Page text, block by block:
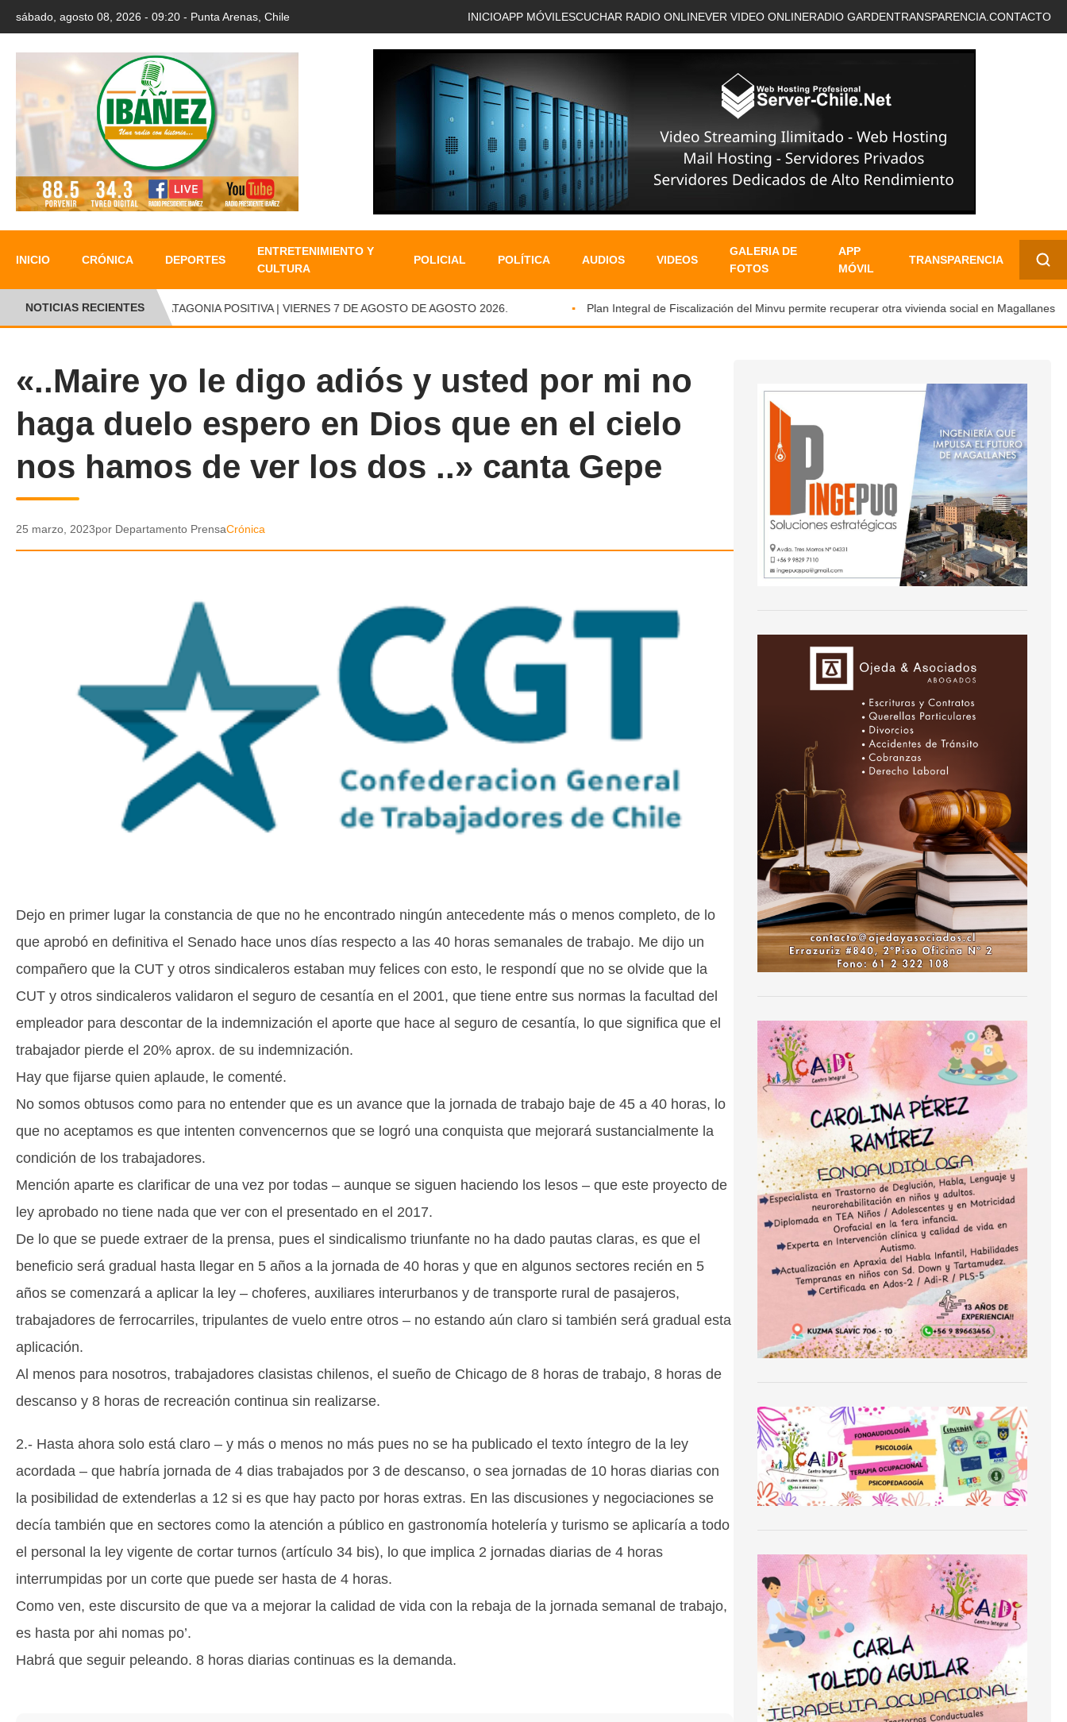
sábado, agosto 08, 2026 - 09:20 - Punta Arenas, Chile INICIOAPP MÓVIL ESCUCHAR RADIO ONLINEVER VIDEO ONLINERADIO GARDENTRANSPARENCIA. CONTACTO
INICIO CRÓNICA DEPORTES
ENTRETENIMIENTO Y
CULTURA
POLICIAL POLÍTICA AUDIOS VIDEOS
GALERIA DE
FOTOS
APP
MÓVIL
TRANSPARENCIA
✕
NOTICIAS RECIENTESPATAGONIA POSITIVA | VIERNES 7 DE AGOSTO DE AGOSTO 2026. Plan Integral de Fiscalización del Minvu permite recuperar otra vivienda social en Magallanes
«..Maire yo le digo adiós y usted por mi no
haga duelo espero en Dios que en el cielo
nos hamos de ver los dos ..» canta Gepe
25 marzo, 2023por Departamento PrensaCrónica
Dejo en primer lugar la constancia de que no he encontrado ningún antecedente más o menos completo, de lo
que aprobó en definitiva el Senado hace unos días respecto a las 40 horas semanales de trabajo. Me dijo un
compañero que la CUT y otros sindicaleros estaban muy felices con esto, le respondí que no se olvide que la
CUT y otros sindicaleros validaron el seguro de cesantía en el 2001, que tiene entre sus normas la facultad del
empleador para descontar de la indemnización el aporte que hace al seguro de cesantía, lo que significa que el
trabajador pierde el 20% aprox. de su indemnización.
Hay que fijarse quien aplaude, le comenté.
No somos obtusos como para no entender que es un avance que la jornada de trabajo baje de 45 a 40 horas, lo
que no aceptamos es que intenten convencernos que se logró una conquista que mejorará sustancialmente la
condición de los trabajadores.
Mención aparte es clarificar de una vez por todas – aunque se siguen haciendo los lesos – que este proyecto de
ley aprobado no tiene nada que ver con el presentado en el 2017.
De lo que se puede extraer de la prensa, pues el sindicalismo triunfante no ha dado pautas claras, es que el
beneficio será gradual hasta llegar en 5 años a la jornada de 40 horas y que en algunos sectores recién en 5
años se comenzará a aplicar la ley – choferes, auxiliares interurbanos y de transporte rural de pasajeros,
trabajadores de ferrocarriles, tripulantes de vuelo entre otros – no estando aún claro si también será gradual esta
aplicación.
Al menos para nosotros, trabajadores clasistas chilenos, el sueño de Chicago de 8 horas de trabajo, 8 horas de
descanso y 8 horas de recreación continua sin realizarse.
2.- Hasta ahora solo está claro – y más o menos no más pues no se ha publicado el texto íntegro de la ley
acordada – que habría jornada de 4 dias trabajados por 3 de descanso, o sea jornadas de 10 horas diarias con
la posibilidad de extenderlas a 12 si es que hay pacto por horas extras. En las discusiones y negociaciones se
decía también que en sectores como la atención a público en gastronomía hotelería y turismo se aplicaría a todo
el personal la ley vigente de cortar turnos (artículo 34 bis), lo que implica 2 jornadas diarias de 4 horas
interrumpidas por un corte que puede ser hasta de 4 horas.
Como ven, este discursito de que va a mejorar la calidad de vida con la rebaja de la jornada semanal de trabajo,
es hasta por ahi nomas po’.
Habrá que seguir peleando. 8 horas diarias continuas es la demanda.